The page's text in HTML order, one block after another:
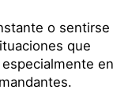
en
persona
bajo estrés